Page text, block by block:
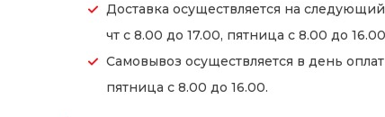
Доставка осуществляется на
чт с 8.00 до 17.00, пятница с 8.00 до
Самовывоз осуществляется в день
пятница с 8.00 до 16.00.